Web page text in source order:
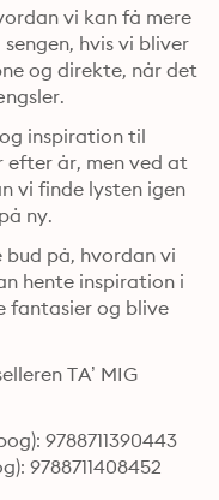
vi kan få mere
hvis vi bliver
og direkte, når det
inspiration til
efter år, men ved at
vi finde lysten igen
ny.
bud på, hvordan vi
hente inspiration i
fantasier og blive
TA’ MIG
9788711390443
9788711408452